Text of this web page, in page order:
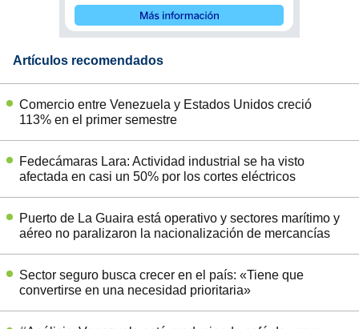
Artículos recomendados
Comercio entre Venezuela y Estados Unidos creció
113% en el primer semestre
Fedecámaras Lara: Actividad industrial se ha visto
afectada en casi un 50% por los cortes eléctricos
Puerto de La Guaira está operativo y sectores marítimo y
aéreo no paralizaron la nacionalización de mercancías
Sector seguro busca crecer en el país: «Tiene que
convertirse en una necesidad prioritaria»